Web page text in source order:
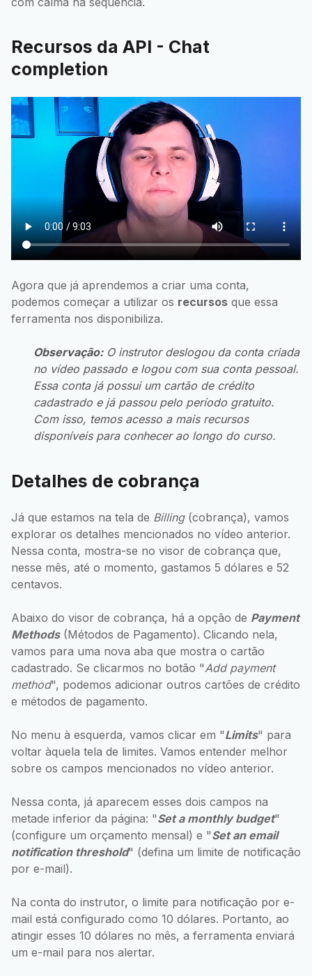
Recursos da API - Chat
completion
Agora que já aprendemos a criar uma conta,
podemos começar a utilizar os recursos que essa
ferramenta nos disponibiliza.
Observação:O instrutor deslogou da conta criada
no vídeo passado e logou com sua conta pessoal.
Essa conta já possui um cartão de crédito
cadastrado e já passou pelo período gratuito.
Com isso, temos acesso a mais recursos
disponíveis para conhecer ao longo do curso.
Detalhes de cobrança
Já que estamos na tela de Billing(cobrança), vamos
explorar os detalhes mencionados no vídeo anterior.
Nessa conta, mostra-se no visor de cobrança que,
nesse mês, até o momento, gastamos 5 dólares e 52
centavos.
Abaixo do visor de cobrança, há a opção de Payment
Methods(Métodos de Pagamento). Clicando nela,
vamos para uma nova aba que mostra o cartão
cadastrado. Se clicarmos no botão "Add payment
method", podemos adicionar outros cartões de crédito
e métodos de pagamento.
No menu à esquerda, vamos clicar em "Limits" para
voltar àquela tela de limites. Vamos entender melhor
sobre os campos mencionados no vídeo anterior.
Nessa conta, já aparecem esses dois campos na
metade inferior da página: "Set a monthly budget"
(configure um orçamento mensal) e "Set an email
notification threshold" (defina um limite de notificação
por e-mail).
Na conta do instrutor, o limite para notificação por e-
mail está configurado como 10 dólares. Portanto, ao
atingir esses 10 dólares no mês, a ferramenta enviará
um e-mail para nos alertar.